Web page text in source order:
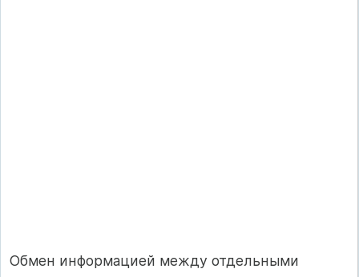
Обмен информацией между отдельными